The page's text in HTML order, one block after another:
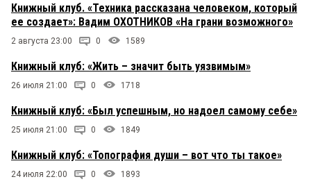
Книжный клуб. «Техника рассказана человеком, который
ее создает»: Вадим ОХОТНИКОВ «На грани возможного»
2 августа 23:00 0 1589
Книжный клуб: «Жить – значит быть уязвимым»
26 июля 21:00 0 1718
Книжный клуб: «Был успешным, но надоел самому себе»
25 июля 21:00 0 1849
Книжный клуб: «Топография души – вот что ты такое»
24 июля 22:00 0 1893